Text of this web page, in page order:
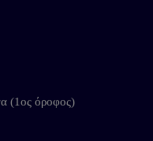
(1ος όροφος)